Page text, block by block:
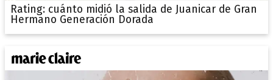
Rating: cuánto midió la salida de Juanicar de Gran
Hermano Generación Dorada